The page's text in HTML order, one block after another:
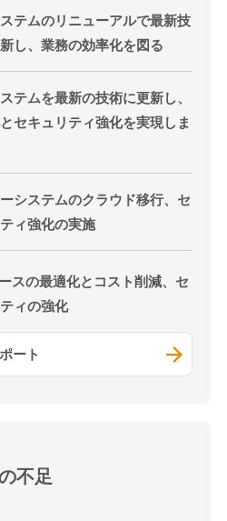
テムのリニューアルで最新技
し、業務の効率化を図る
テムを最新の技術に更新し、
セキュリティ強化を実現しま
システムのクラウド移行、セ
ィ強化の実施
スの最適化とコスト削減、セ
ィの強化
ート
不足